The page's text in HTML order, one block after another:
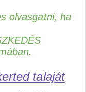
olvasgatni, ha
talaját